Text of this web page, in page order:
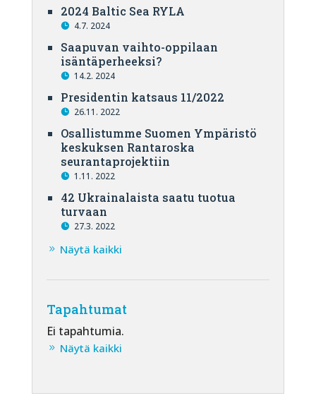
2024 Baltic Sea RYLA
4.7. 2024
Saapuvan vaihto-oppilaan
isäntäperheeksi?
14.2. 2024
Presidentin katsaus 11/2022
26.11. 2022
Osallistumme Suomen Ympäristö
keskuksen Rantaroska
seurantaprojektiin
1.11. 2022
42 Ukrainalaista saatu tuotua
turvaan
27.3. 2022
Näytä kaikki
Tapahtumat
Ei tapahtumia.
Näytä kaikki